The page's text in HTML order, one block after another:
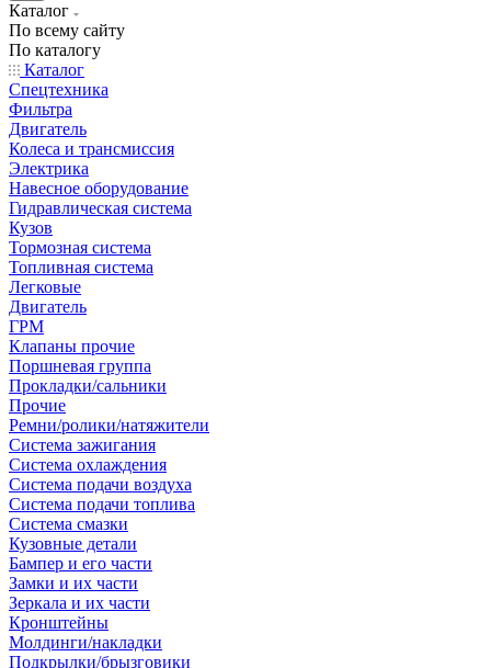
Каталог
По всему сайту
По каталогу
Каталог
Спецтехника
Фильтра
Двигатель
Колеса и трансмиссия
Электрика
Навесное оборудование
Гидравлическая система
Кузов
Тормозная система
Топливная система
Легковые
Двигатель
ГРМ
Клапаны прочие
Поршневая группа
Прокладки/сальники
Прочие
Ремни/ролики/натяжители
Система зажигания
Система охлаждения
Система подачи воздуха
Система подачи топлива
Система смазки
Кузовные детали
Бампер и его части
Замки и их части
Зеркала и их части
Кронштейны
Молдинги/накладки
Подкрылки/брызговики